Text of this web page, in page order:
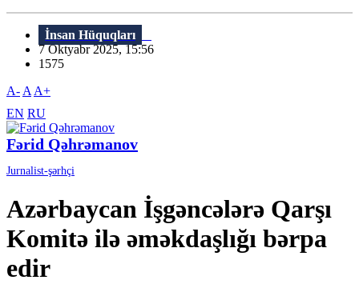
İnsan Hüquqları
7 Oktyabr 2025, 15:56
1575
A- A A+
EN RU
Fərid Qəhrəmanov
Jurnalist-şərhçi
Azərbaycan İşgəncələrə Qarşı
Komitə ilə əməkdaşlığı bərpa
edir